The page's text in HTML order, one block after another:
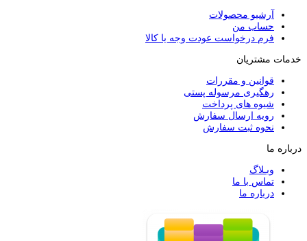
آرشیو محصولات
حساب من
فرم درخواست عودت وجه یا کالا
خدمات مشتریان
قوانین و مقررات
رهگیری مرسوله پستی
شیوه های پرداخت
رویه ارسال سفارش
نحوه ثبت سفارش
درباره ما
وبـلاگ
تماس با ما
درباره ما